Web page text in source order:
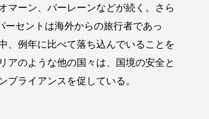
マーン、バーレーンなどが続く。さら
セントは海外からの旅行者であっ
、例年に比べて落ち込んでいることを
アのような他の国々は、国境の安全と
ライアンスを促している。